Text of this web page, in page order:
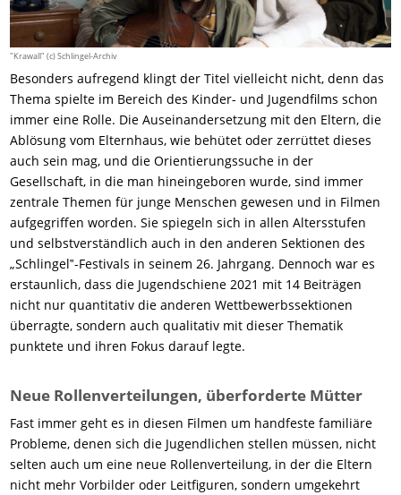
"Krawall" (c) Schlingel-Archiv
Besonders aufregend klingt der Titel vielleicht nicht, denn das
Thema spielte im Bereich des Kinder- und Jugendfilms schon
immer eine Rolle. Die Auseinandersetzung mit den Eltern, die
Ablösung vom Elternhaus, wie behütet oder zerrüttet dieses
auch sein mag, und die Orientierungssuche in der
Gesellschaft, in die man hineingeboren wurde, sind immer
zentrale Themen für junge Menschen gewesen und in Filmen
aufgegriffen worden. Sie spiegeln sich in allen Altersstufen
und selbstverständlich auch in den anderen Sektionen des
„Schlingel‟-Festivals in seinem 26. Jahrgang. Dennoch war es
erstaunlich, dass die Jugendschiene 2021 mit 14 Beiträgen
nicht nur quantitativ die anderen Wettbewerbssektionen
überragte, sondern auch qualitativ mit dieser Thematik
punktete und ihren Fokus darauf legte.
Neue Rollenverteilungen, überforderte Mütter
Fast immer geht es in diesen Filmen um handfeste familiäre
Probleme, denen sich die Jugendlichen stellen müssen, nicht
selten auch um eine neue Rollenverteilung, in der die Eltern
nicht mehr Vorbilder oder Leitfiguren, sondern umgekehrt